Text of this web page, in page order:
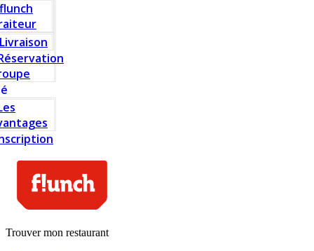
flunch
Livraison
Trouver mon restaurant